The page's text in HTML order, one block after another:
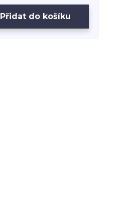
Přidat do košíku